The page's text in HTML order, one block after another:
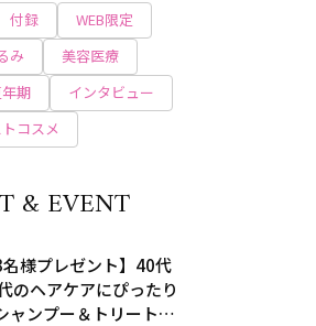
付録
WEB限定
み
美容医療
期
インタビュー
コスメ
& EVENT
名様プレゼント】40代
のヘアケアにぴったり
ャンプー＆トリートメ